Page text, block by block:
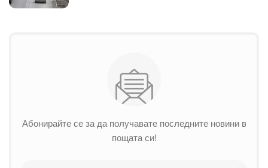
Абонирайте се за да получавате последните новини в
пощата си!